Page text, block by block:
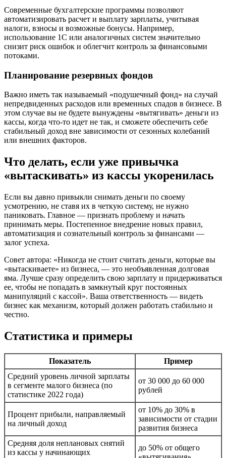
Современные бухгалтерские программы позволяют
автоматизировать расчет и выплату зарплаты, учитывая
налоги, взносы и возможные бонусы. Например,
использование 1С или аналогичных систем значительно
снизит риск ошибок и облегчит контроль за финансовыми
потоками.
Планирование резервных фондов
Важно иметь так называемый «подушечный фонд» на случай
непредвиденных расходов или временных спадов в бизнесе. В
этом случае вы не будете вынуждены «вытягивать» деньги из
кассы, когда что-то идет не так, и сможете обеспечить себе
стабильный доход вне зависимости от сезонных колебаний
или внешних факторов.
Что делать, если уже привычка
«вытаскивать» из кассы укоренилась
Если вы давно привыкли снимать деньги по своему
усмотрению, не ставя их в четкую систему, не нужно
паниковать. Главное — признать проблему и начать
принимать меры. Постепенное внедрение новых правил,
автоматизация и сознательный контроль за финансами —
залог успеха.
Совет автора: «Никогда не стоит считать деньги, которые вы
«вытаскиваете» из бизнеса, — это необъявленная долговая
яма. Лучше сразу определить свою зарплату и придерживаться
ее, чтобы не попадать в замкнутый круг постоянных
манипуляций с кассой». Ваша ответственность — видеть
бизнес как механизм, который должен работать стабильно и
честно.
Статистика и примеры
Показатель
Пример
Средний уровень личной зарплаты
в сегменте малого бизнеса (по
статистике 2022 года)
от 30 000 до 60 000
рублей
Процент прибыли, направляемый
на личный доход
от 10% до 30% в
зависимости от стадии
развития бизнеса
Средняя доля неплановых снятий
из кассы у начинающих
до 50% от общего